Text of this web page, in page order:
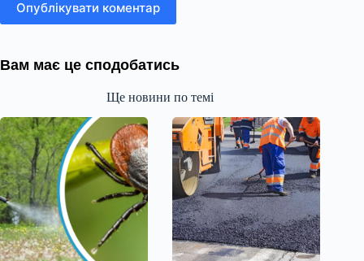
Опублікувати коментар
Вам має це сподобатись
Ще новини по темі